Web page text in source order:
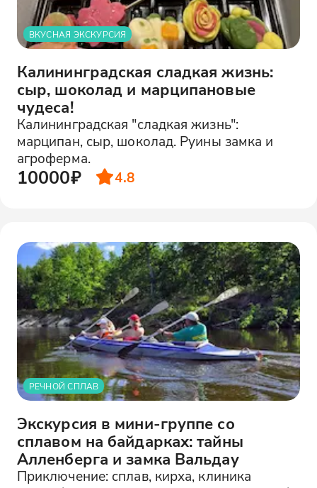
ВКУСНАЯ ЭКСКУРСИЯ
Калининградская сладкая жизнь:
сыр, шоколад и марципановые
чудеса!
Калининградская "сладкая жизнь":
марципан, сыр, шоколад. Руины замка и
агроферма.
10000₽ 4.8
РЕЧНОЙ СПЛАВ
Экскурсия в мини-группе со
сплавом на байдарках: тайны
Алленберга и замка Вальдау
Приключение: сплав, кирха, клиника